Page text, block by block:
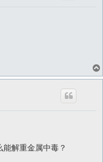
解重金属中毒？